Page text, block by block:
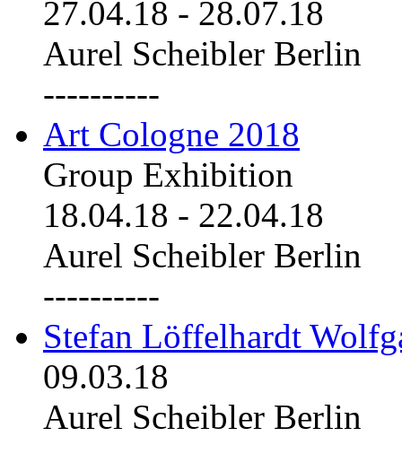
27.04.18 - 28.07.18
Aurel Scheibler Berlin
----------
Art Cologne 2018
Group Exhibition
18.04.18 - 22.04.18
Aurel Scheibler Berlin
----------
Stefan Löffelhardt
09.03.18
Aurel Scheibler Berlin